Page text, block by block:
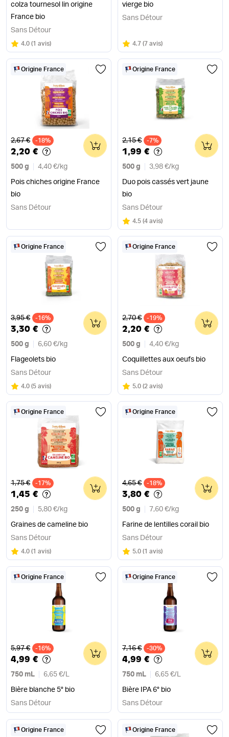
colza tournesol lin origine
France bio
Sans Détour
Note
4.0 sur 5
(1 avis)
vierge bio
Sans Détour
Note
4.7 sur 5
(7 avis)
Origine France
Ancien prix
2,67 € -18%
2,20 €
500 g 4,40 €/ kg
Pois chiches origine France
bio
0
Sans Détour
Origine France
Ancien prix
2,15 € -7%
1,99 €
500 g 3,98 €/ kg
Duo pois cassés vert jaune
bio
0
Sans Détour
Note
4.5 sur 5
(4 avis)
Origine France
Ancien prix
3,95 € -16%
3,30 €
500 g 6,60 €/ kg
Flageolets bio
0
Sans Détour
Note
4.0 sur 5
(5 avis)
Origine France
Ancien prix
2,70 € -19%
2,20 €
500 g 4,40 €/ kg
Coquillettes aux oeufs bio
0
Sans Détour
Note
5.0 sur 5
(2 avis)
Origine France
Ancien prix
1,75 € -17%
1,45 €
250 g 5,80 €/ kg
Graines de cameline bio
0
Sans Détour
Note
4.0 sur 5
(1 avis)
Origine France
Ancien prix
4,65 € -18%
3,80 €
500 g 7,60 €/ kg
Farine de lentilles corail bio
0
Sans Détour
Note
5.0 sur 5
(1 avis)
Origine France
Ancien prix
5,97 € -16%
4,99 €
750 mL 6,65 €/ L
Bière blanche 5° bio
0
Sans Détour
Origine France
Ancien prix
7,16 € -30%
4,99 €
750 mL 6,65 €/ L
Bière IPA 6° bio
0
Sans Détour
Origine France Origine France